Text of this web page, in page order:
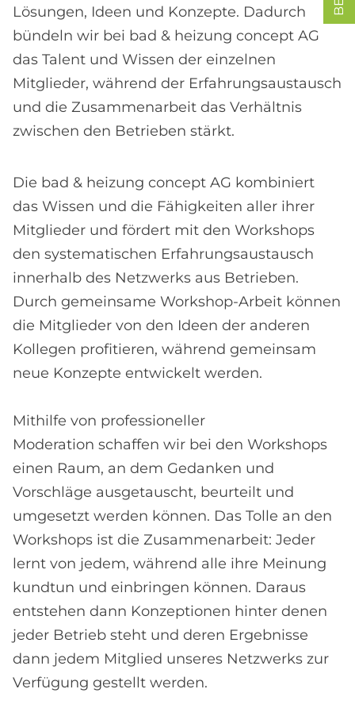
Lösungen, Ideen und Konzepte. Dadurch
bündeln wir bei bad & heizung concept AG
das Talent und Wissen der einzelnen
Mitglieder, während der Erfahrungsaustausch
und die Zusammenarbeit das Verhältnis
zwischen den Betrieben stärkt.
Die bad & heizung concept AG kombiniert
das Wissen und die Fähigkeiten aller ihrer
Mitglieder und fördert mit den Workshops
den systematischen Erfahrungsaustausch
innerhalb des Netzwerks aus Betrieben.
Durch gemeinsame Workshop-Arbeit können
die Mitglieder von den Ideen der anderen
Kollegen profitieren, während gemeinsam
neue Konzepte entwickelt werden.
Mithilfe von professioneller
Moderation schaffen wir bei den Workshops
einen Raum, an dem Gedanken und
Vorschläge ausgetauscht, beurteilt und
umgesetzt werden können. Das Tolle an den
Workshops ist die Zusammenarbeit: Jeder
lernt von jedem, während alle ihre Meinung
kundtun und einbringen können. Daraus
entstehen dann Konzeptionen hinter denen
jeder Betrieb steht und deren Ergebnisse
dann jedem Mitglied unseres Netzwerks zur
Verfügung gestellt werden.